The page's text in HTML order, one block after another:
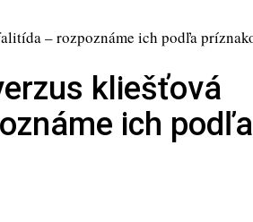
kliešťová
ich podľa